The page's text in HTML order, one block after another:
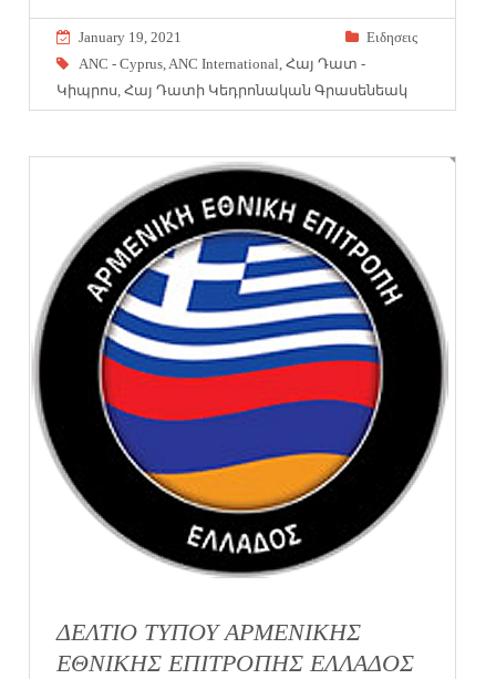
January 19, 2021
Eιδησεις
ANC - Cyprus,ANC International,Հայ Դատ -
Կիպրոս,Հայ Դատի Կեդրոնական Գրասենեակ
ΔΕΛΤΙΟ ΤΥΠΟΥ ΑΡΜΕΝΙΚΗΣ
ΕΘΝΙΚΗΣ ΕΠΙΤΡΟΠΗΣ ΕΛΛΑΔΟΣ